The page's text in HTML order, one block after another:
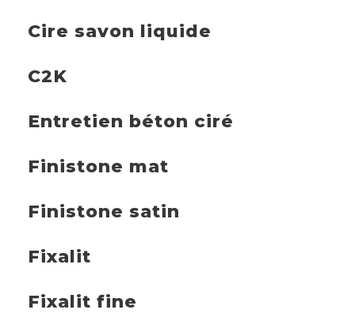
Cire savon liquide
C2K
Entretien béton ciré
Finistone mat
Finistone satin
Fixalit
Fixalit fine